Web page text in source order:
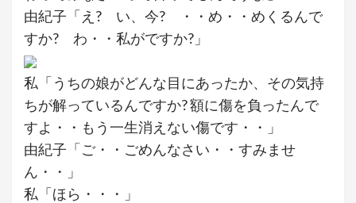
由紀子「え? い、今? ・・め・・めくるんで
すか? わ・・私がですか?」
私「うちの娘がどんな目にあったか、その気持
ちが解っているんですか? 額に傷を負ったんで
すよ・・もう一生消えない傷です・・」
由紀子「ご・・ごめんなさい・・すみませ
ん・・」
私「ほら・・・」